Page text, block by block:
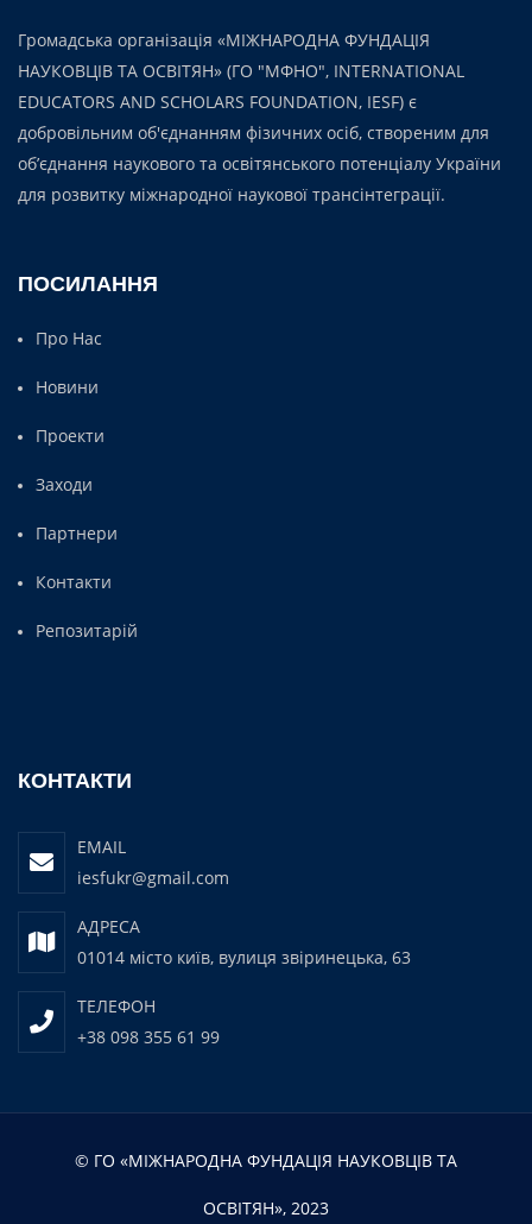
Громадська організація «МІЖНАРОДНА ФУНДАЦІЯ
НАУКОВЦІВ ТА ОСВІТЯН» (ГО "МФНО", INTERNATIONAL
EDUCATORS AND SCHOLARS FOUNDATION, IESF) є
добровільним об'єднанням фізичних осіб, створеним для
об’єднання наукового та освітянського потенціалу України
для розвитку міжнародної наукової трансінтеграції.
ПОСИЛАННЯ
Про Нас
Новини
Проекти
Заходи
Партнери
Контакти
Репозитарій
КОНТАКТИ
EMAIL
iesfukr@gmail.com
АДРЕСА
01014 місто київ, вулиця звіринецька, 63
ТЕЛЕФОН
+38 098 355 61 99
© ГО «МІЖНАРОДНА ФУНДАЦІЯ НАУКОВЦІВ ТА
ОСВІТЯН», 2023